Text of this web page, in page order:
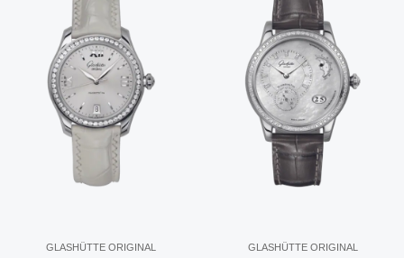
GLASHÜTTE ORIGINAL GLASHÜTTE ORIGINAL